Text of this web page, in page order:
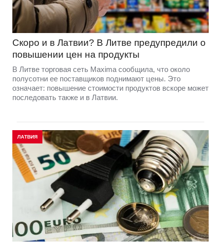
Скоро и в Латвии? В Литве предупредили о
повышении цен на продукты
В Литве торговая сеть Maxima сообщила, что около
полусотни ее поставщиков поднимают цены. Это
означает: повышение стоимости продуктов вскоре может
последовать также и в Латвии.
ЛАТВИЯ